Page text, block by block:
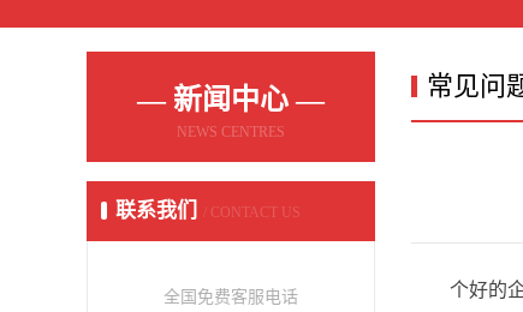
— 新闻中心 —
NEWS CENTRES
联系我们 / CONTACT US
全国免费客服电话
常见问
个好的